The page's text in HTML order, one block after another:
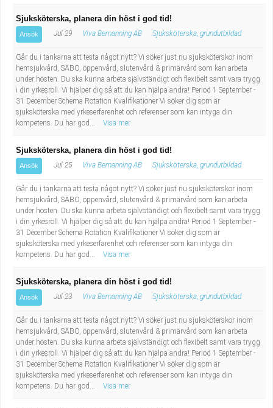
Sjuksköterska, planera din höst i god tid!
Ansök Jul 29 Viva Bemanning AB Sjuksköterska, grundutbildad
Går du i tankarna att testa något nytt? Vi söker just nu sjuksköterskor inom
hemsjukvård, SÄBO, öppenvård, slutenvård & primärvård som kan arbeta
under hösten. Du ska kunna arbeta självständigt och flexibelt samt vara trygg
i din yrkesroll. Vi hjälper dig så att du kan hjälpa andra! Period 1 September -
31 December Schema Rotation Kvalifikationer Vi söker dig som är
sjuksköterska med yrkeserfarenhet och referenser som kan intyga din
kompetens. Du har god...
Visa mer
Sjuksköterska, planera din höst i god tid!
Ansök Jul 25 Viva Bemanning AB Sjuksköterska, grundutbildad
Går du i tankarna att testa något nytt? Vi söker just nu sjuksköterskor inom
hemsjukvård, SÄBO, öppenvård, slutenvård & primärvård som kan arbeta
under hösten. Du ska kunna arbeta självständigt och flexibelt samt vara trygg
i din yrkesroll. Vi hjälper dig så att du kan hjälpa andra! Period 1 September -
31 December Schema Rotation Kvalifikationer Vi söker dig som är
sjuksköterska med yrkeserfarenhet och referenser som kan intyga din
kompetens. Du har god...
Visa mer
Sjuksköterska, planera din höst i god tid!
Ansök Jul 23 Viva Bemanning AB Sjuksköterska, grundutbildad
Går du i tankarna att testa något nytt? Vi söker just nu sjuksköterskor inom
hemsjukvård, SÄBO, öppenvård, slutenvård & primärvård som kan arbeta
under hösten. Du ska kunna arbeta självständigt och flexibelt samt vara trygg
i din yrkesroll. Vi hjälper dig så att du kan hjälpa andra! Period 1 September -
31 December Schema Rotation Kvalifikationer Vi söker dig som är
sjuksköterska med yrkeserfarenhet och referenser som kan intyga din
kompetens. Du har god...
Visa mer